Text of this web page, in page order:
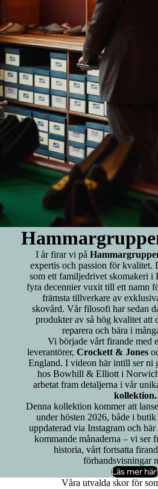
I år firar vi på
expertis och passion för kvalitet.
som ett familjedrivet skomakeri i
fyra decennier vuxit till ett namn
främsta tillverkare av
skovård. Vår filosofi har sedan
produkter av så hög kvalitet att
reparera och bära i
Vi började vårt firande med
leverantörer, Crockett & Jones
England. I videon här intill ser ni
hos Bowhill & Elliott i
arbetat fram detaljerna i vår
kollektion.
Denna kollektion kommer att
under hösten 2026, både i
uppdaterad via Instagram och
kommande månaderna – vi ser
historia, vårt fortsatta
förhandsvisningar
Läs mer här!
Våra utvalda skor för